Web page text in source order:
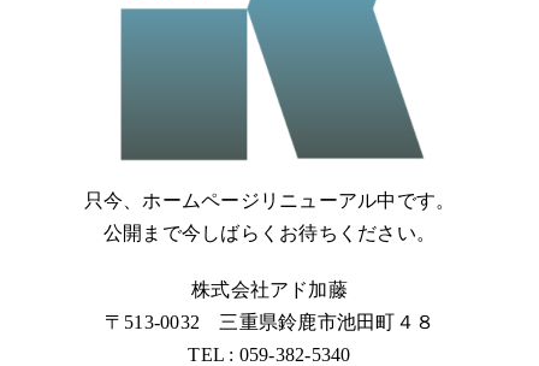
只今、ホームページリニューアル中です。
公開まで今しばらくお待ちください。
株式会社アド加藤
〒513-0032 三重県鈴鹿市池田町４８
TEL : 059-382-5340